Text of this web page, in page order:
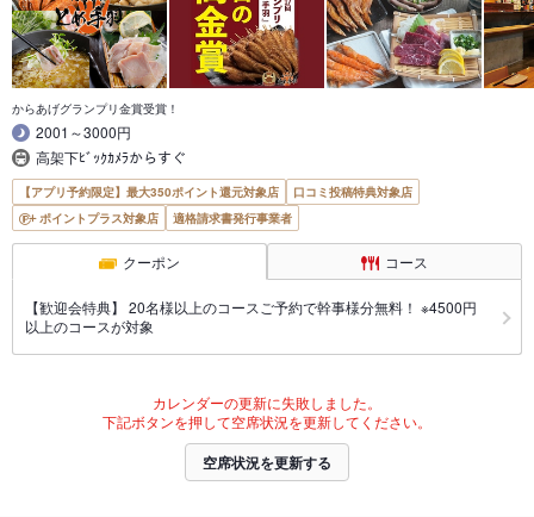
からあげグランプリ金賞受賞！
2001～3000円
高架下ﾋﾞｯｸｶﾒﾗからすぐ
【アプリ予約限定】最大350ポイント還元対象店
口コミ投稿特典対象店
ポイントプラス対象店
適格請求書発行事業者
クーポン コース
【歓迎会特典】 20名様以上のコースご予約で幹事様分無料！ ※4500円
以上のコースが対象
カレンダーの更新に失敗しました。
下記ボタンを押して空席状況を更新してください。
空席状況を更新する